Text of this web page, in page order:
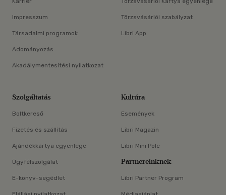
Impresszum
Társadalmi programok
Adományozás
Akadálymentesítési nyilatkozat
Törzsvásárlói szabályzat
Libri App
Szolgáltatás
Boltkereső
Fizetés és szállítás
Ajándékkártya egyenlege
Ügyfélszolgálat
E-könyv-segédlet
Kultúra
Események
Libri Magazin
Libri Mini Polc
Partnereinknek
Libri Partner Program